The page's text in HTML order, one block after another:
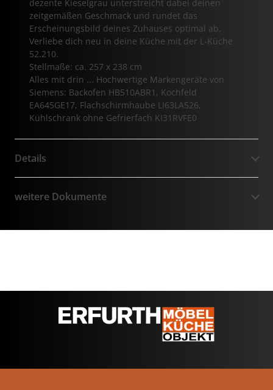
dezente Kieselgrau unterstreicht dabei deinen
zeitgemäßen Geschmack und rundet das
Erscheinungsbild deines Zuhauses optimal ab.
Verliebe dich neu in deine Küche mit der L-Küche
52.210.
Stellmaße: ca. 257 x 238 cm
Alles mit drin ... Hochwertige Markengeräte von
Siemens: Backofen HB510ABR1, Kochfeld
EA645GE17, Flachschirmhaube LI63LA526,
Kühlschrank ohne Gefrierfach KI31RVFE0
Details
weitere Dokumente